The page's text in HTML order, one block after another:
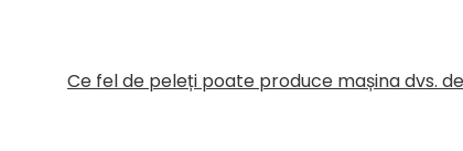
Ce fel de peleți poate produce mașina dvs.